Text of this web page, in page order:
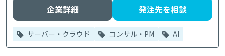
企業詳細 発注先を相談
サーバー・クラウド コンサル・PM AI